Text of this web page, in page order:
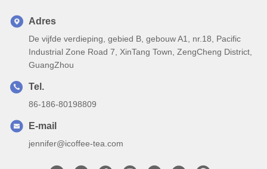
Adres
De vijfde verdieping, gebied B, gebouw A1, nr.18, Pacific
Industrial Zone Road 7, XinTang Town, ZengCheng District,
GuangZhou
Tel.
86-186-80198809
E-mail
jennifer@icoffee-tea.com